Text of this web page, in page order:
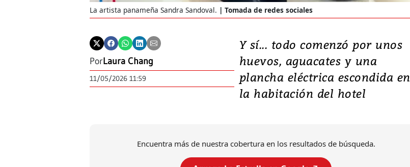
La artista panameña Sandra Sandoval. Tomada de redes sociales
PorLaura Chang
11/05/2026 11:59
Y sí... todo comenzó por unos
huevos, aguacates y una
plancha eléctrica escondida en
la habitación del hotel
Encuentra más de nuestra cobertura en los resultados de búsqueda.
emergencia de gran...